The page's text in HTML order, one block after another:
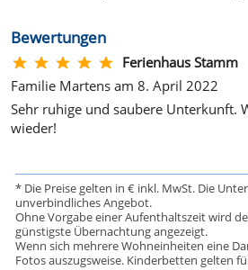
Bewertungen
Ferienhaus Stamm
Familie Martens am 8. April 2022
Sehr ruhige und saubere Unterkunft.
wieder!
* Die Preise gelten in € inkl. MwSt. Die
unverbindliches Angebot.
Ohne Vorgabe einer Aufenthaltszeit wird
günstigste Übernachtung angezeigt.
Wenn sich mehrere Wohneinheiten eine
Fotos auszugsweise. Kinderbetten gelten